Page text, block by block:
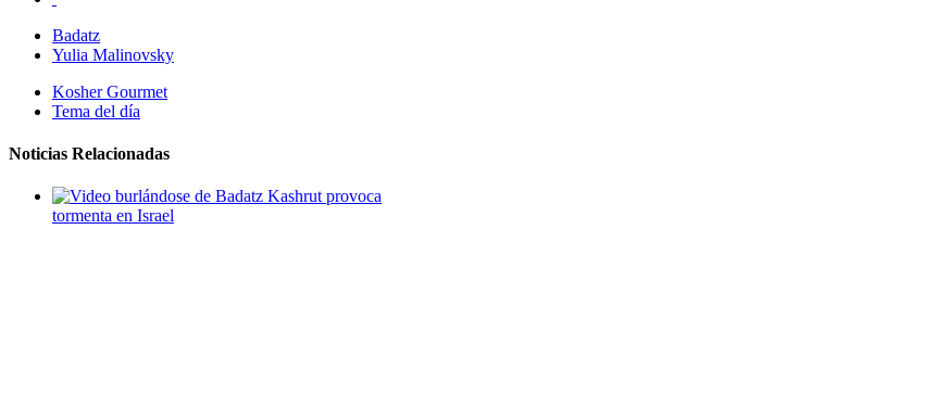
Badatz
Yulia Malinovsky
Kosher Gourmet
Tema del día
Noticias Relacionadas